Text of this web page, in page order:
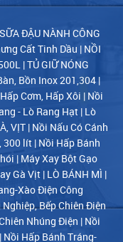
ĐẬU NÀNH CÔNG
Cất Tinh Dầu | NỒI
|TỦ GIỮ NÓNG
Bồn Inox 201,304 |
Cơm, Hấp Xôi | Nồi
- Lò Rang Hạt | Lò
VỊT | Nồi Nấu Có Cánh
300 lít | Nồi Hấp Bánh
| Máy Xay Bột Gạo
Gà Vịt | LÒ BÁNH MÌ |
Xào Điện Công
Bếp Chiên Điện
Nhúng Điện | Nồi
| Nồi Hấp Bánh Tráng-